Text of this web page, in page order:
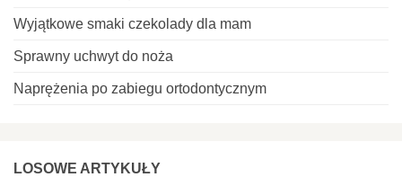
Wyjątkowe smaki czekolady dla mam
Sprawny uchwyt do noża
Naprężenia po zabiegu ortodontycznym
LOSOWE ARTYKUŁY